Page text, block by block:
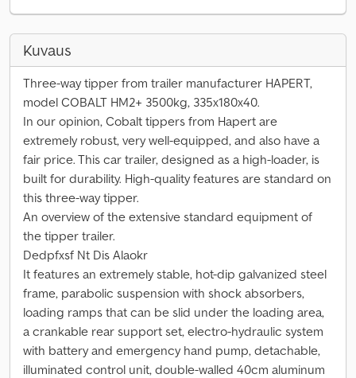
Kuvaus
Three-way tipper from trailer manufacturer HAPERT,
model COBALT HM2+ 3500kg, 335x180x40.
In our opinion, Cobalt tippers from Hapert are
extremely robust, very well-equipped, and also have a
fair price. This car trailer, designed as a high-loader, is
built for durability. High-quality features are standard on
this three-way tipper.
An overview of the extensive standard equipment of
the tipper trailer.
Dedpfxsf Nt Dis Alaokr
It features an extremely stable, hot-dip galvanized steel
frame, parabolic suspension with shock absorbers,
loading ramps that can be slid under the loading area,
a crankable rear support set, electro-hydraulic system
with battery and emergency hand pump, detachable,
illuminated control unit, double-walled 40cm aluminum